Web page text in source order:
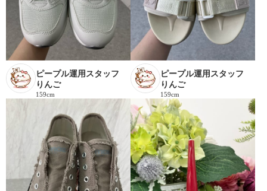
ピープル運用スタッフ
りんご
159cm
ピープル運用スタッフ
りんご
159cm